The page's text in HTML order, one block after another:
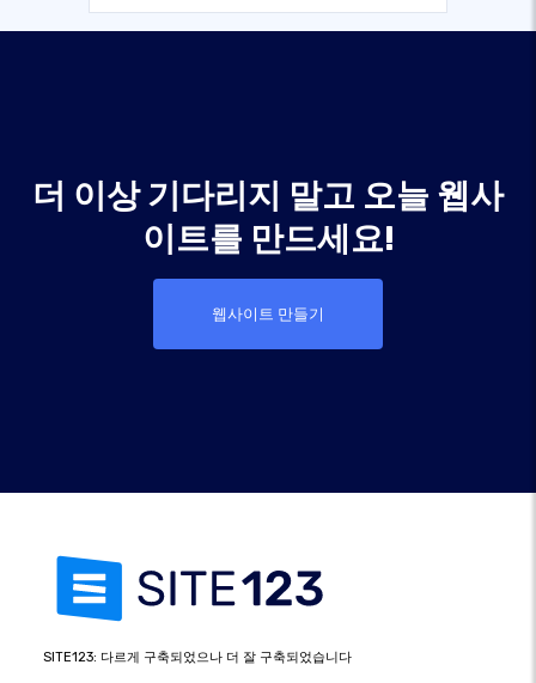
더 이상 기다리지 말고 오늘 웹사
이트를 만드세요!
웹사이트 만들기
SITE123: 다르게 구축되었으나 더 잘 구축되었습니다